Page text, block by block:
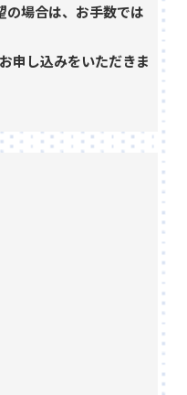
場合は、お手数では
申し込みをいただきま